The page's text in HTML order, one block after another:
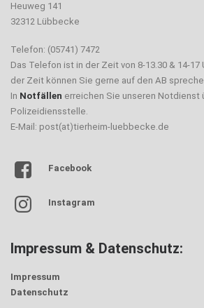
Heuweg 141
32312 Lübbecke
Telefon: (05741) 7472
Das Telefon ist in der Zeit von 8-13.30 & 14-
der Zeit können Sie gerne auf den AB
In Notfällen erreichen Sie unseren Notdienst
Polizeidiensstelle.
E-Mail: post(at)tierheim-luebbecke.de
Facebook
Instagram
Impressum & Datenschutz:
Impressum
Datenschutz